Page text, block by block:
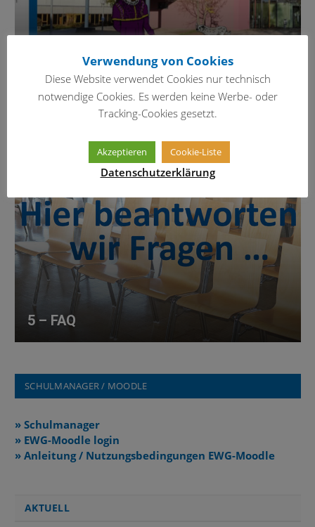
4 – Erkunde die Schule mit Erasmus
5 – FAQ
SCHULMANAGER / MOODLE
» Schulmanager
» EWG-Moodle login
» Anleitung / Nutzungsbedingungen EWG-Moodle
AKTUELL
Verwendung von Cookies
Diese Website verwendet Cookies nur technisch
notwendige Cookies. Es werden keine Werbe- oder
Tracking-Cookies gesetzt.
Akzeptieren Cookie-Liste
Datenschutzerklärung